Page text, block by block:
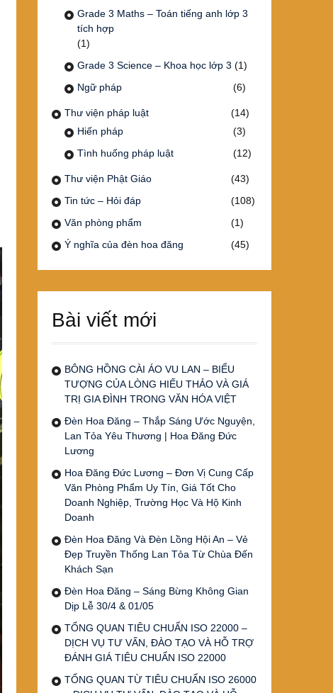
Grade 3 Maths – Toán tiếng anh lớp 3
tích hợp
(1)
Grade 3 Science – Khoa học lớp 3 (1)
Ngữ pháp
(6)
Thư viện pháp luật
(14)
Hiến pháp
(3)
Tình huống pháp luật
(12)
Thư viện Phật Giáo
(43)
Tin tức – Hỏi đáp
(108)
Văn phòng phẩm
(1)
Ý nghĩa của đèn hoa đăng
(45)
Bài viết mới
BÔNG HỒNG CÀI ÁO VU LAN – BIỂU
TƯỢNG CỦA LÒNG HIẾU THẢO VÀ GIÁ
TRỊ GIA ĐÌNH TRONG VĂN HÓA VIỆT
Đèn Hoa Đăng – Thắp Sáng Ước Nguyện,
Lan Tỏa Yêu Thương | Hoa Đăng Đức
Lương
Hoa Đăng Đức Lương – Đơn Vị Cung Cấp
Văn Phòng Phẩm Uy Tín, Giá Tốt Cho
Doanh Nghiệp, Trường Học Và Hộ Kinh
Doanh
Đèn Hoa Đăng Và Đèn Lồng Hội An – Vẻ
Đẹp Truyền Thống Lan Tỏa Từ Chùa Đến
Khách Sạn
Đèn Hoa Đăng – Sáng Bừng Không Gian
Dịp Lễ 30/4 & 01/05
TỔNG QUAN TIÊU CHUẨN ISO 22000 –
DỊCH VỤ TƯ VẤN, ĐÀO TẠO VÀ HỖ TRỢ
ĐÁNH GIÁ TIÊU CHUẨN ISO 22000
TỔNG QUAN TỪ TIÊU CHUẨN ISO 26000